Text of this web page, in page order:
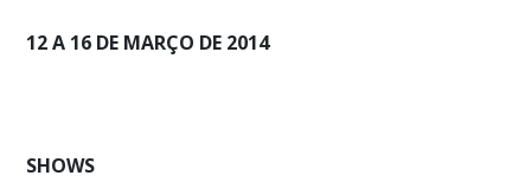
12 A 16 DE MARÇO DE 2014
SHOWS